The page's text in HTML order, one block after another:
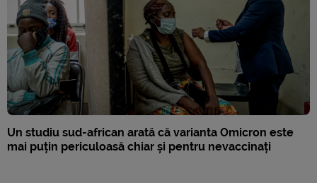
Un studiu sud-african arată că varianta Omicron este
mai puțin periculoasă chiar și pentru nevaccinați